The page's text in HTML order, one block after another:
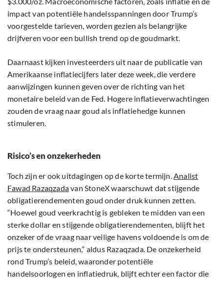
impact van potentiële handelsspanningen door Trump’s
voorgestelde tarieven, worden gezien als belangrijke
drijfveren voor een bullish trend op de goudmarkt.
Daarnaast kijken investeerders uit naar de publicatie van
Amerikaanse inflatiecijfers later deze week, die verdere
aanwijzingen kunnen geven over de richting van het
monetaire beleid van de Fed. Hogere inflatieverwachtingen
zouden de vraag naar goud als inflatiehedge kunnen
stimuleren.
Risico’s en onzekerheden
Toch zijn er ook uitdagingen op de korte termijn.Analist
Fawad Razaqzadavan StoneX waarschuwt dat stijgende
obligatierendementen goud onder druk kunnen zetten.
“Hoewel goud veerkrachtig is gebleken te midden van een
sterke dollar en stijgende obligatierendementen, blijft het
onzeker of de vraag naar veilige havens voldoende is om de
prijs te ondersteunen,” aldus Razaqzada. De onzekerheid
rond Trump’s beleid, waaronder potentiële
handelsoorlogen en inflatiedruk, blijft echter een factor die